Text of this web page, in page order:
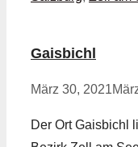
Gaisbichl
März 30, 2021
Der Ort Gaisbichl